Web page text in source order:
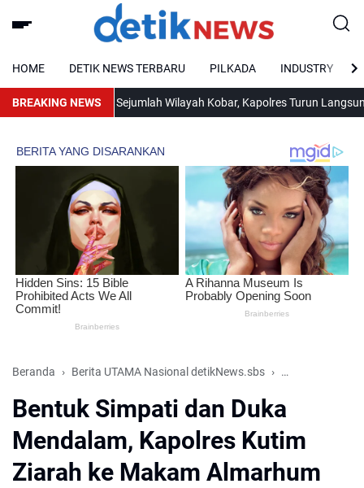
HOME DETIK NEWS TERBARU PILKADA INDUSTRY
BREAKING NEWS
Meluas di Sejumlah Wilayah Kobar, Kapolres Turun Langsung
Beranda Berita UTAMA Nasional detikNews.sbs Hukum &
Bentuk Simpati dan Duka
Mendalam, Kapolres Kutim
Ziarah ke Makam Almarhum